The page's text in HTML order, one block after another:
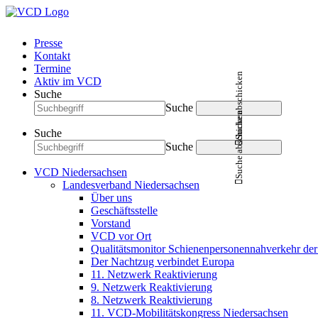
Presse
Kontakt
Termine
Aktiv im VCD
Suche
Suche
Suche abschicken
Suche
Suche
Suche abschicken
VCD Niedersachsen
Landesverband Niedersachsen
Über uns
Geschäftsstelle
Vorstand
VCD vor Ort
Qualitätsmonitor Schienenpersonennahverkehr
Der Nachtzug verbindet Europa
11. Netzwerk Reaktivierung
9. Netzwerk Reaktivierung
8. Netzwerk Reaktivierung
11. VCD-Mobilitätskongress Niedersachsen